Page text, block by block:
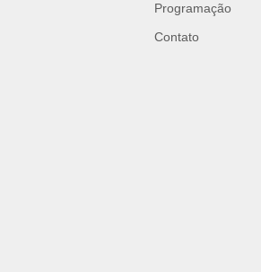
Programação
Contato